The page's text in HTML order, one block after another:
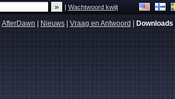
|Wachtwoord kwijt
AfterDawn Nieuws Vraag en Antwoord Downloads